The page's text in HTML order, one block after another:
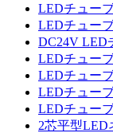
LEDチュー
LEDチュー
DC24V LED
LEDチュー
LEDチュー
LEDチュー
LEDチュー
2芯平型LED